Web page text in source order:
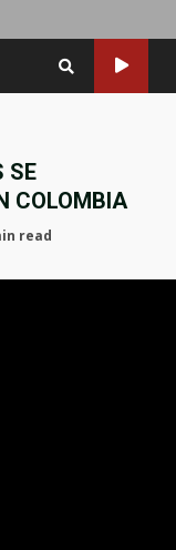
SE
COLOMBIA
read